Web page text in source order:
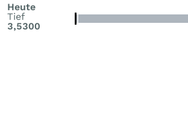
Heute
Tief
3,5300